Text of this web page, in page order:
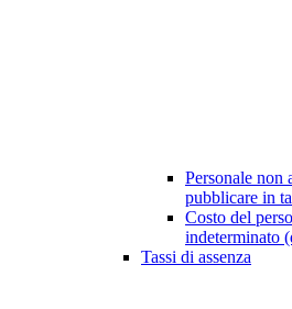
Personale non
pubblicare in
Costo del
indeterminato
Tassi di assenza